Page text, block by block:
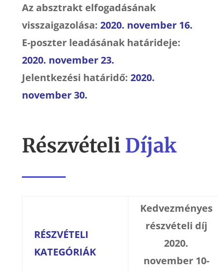
Az absztrakt elfogadásának
visszaigazolása: 2020. november 16.
E-poszter leadásának határideje:
2020. november 23.
Jelentkezési határidő: 2020.
november 30.
Részvételi Díjak
RÉSZVÉTELI
KATEGÓRIÁK
Kedvezményes
részvételi díj
2020.
november 10-